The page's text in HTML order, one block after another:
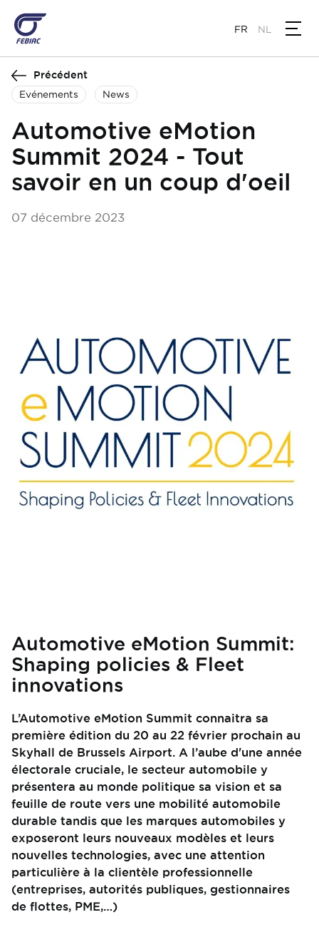
contenu
principal
FR NL
Précédent
Evénements News
Automotive eMotion
Summit 2024 - Tout
savoir en un coup d'oeil
07 décembre 2023
Automotive eMotion Summit:
Shaping policies & Fleet
innovations
L’Automotive eMotion Summit connaitra sa
première édition du 20 au 22 février prochain au
Skyhall de Brussels Airport. A l’aube d'une année
électorale cruciale, le secteur automobile y
présentera au monde politique sa vision et sa
feuille de route vers une mobilité automobile
durable tandis que les marques automobiles y
exposeront leurs nouveaux modèles et leurs
nouvelles technologies, avec une attention
particulière à la clientèle professionnelle
(entreprises, autorités publiques, gestionnaires
de flottes, PME,…)